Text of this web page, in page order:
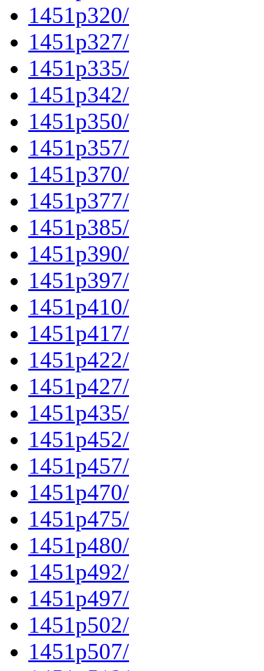
1451p320/
1451p327/
1451p335/
1451p342/
1451p350/
1451p357/
1451p370/
1451p377/
1451p385/
1451p390/
1451p397/
1451p410/
1451p417/
1451p422/
1451p427/
1451p435/
1451p452/
1451p457/
1451p470/
1451p475/
1451p480/
1451p492/
1451p497/
1451p502/
1451p507/